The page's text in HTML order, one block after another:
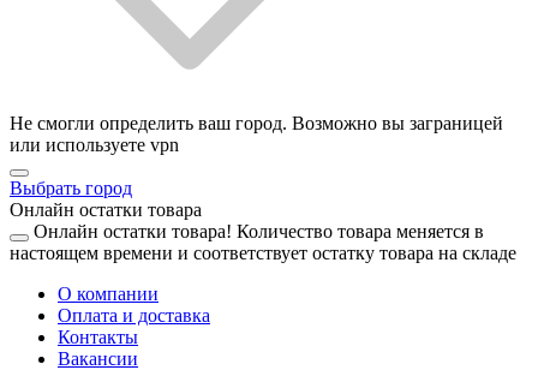
Не смогли определить ваш город. Возможно вы заграницей
или используете vpn
Выбрать город
Онлайн остатки товара
Онлайн остатки товара! Количество товара меняется в
настоящем времени и соответствует остатку товара на складе
О компании
Оплата и доставка
Контакты
Вакансии